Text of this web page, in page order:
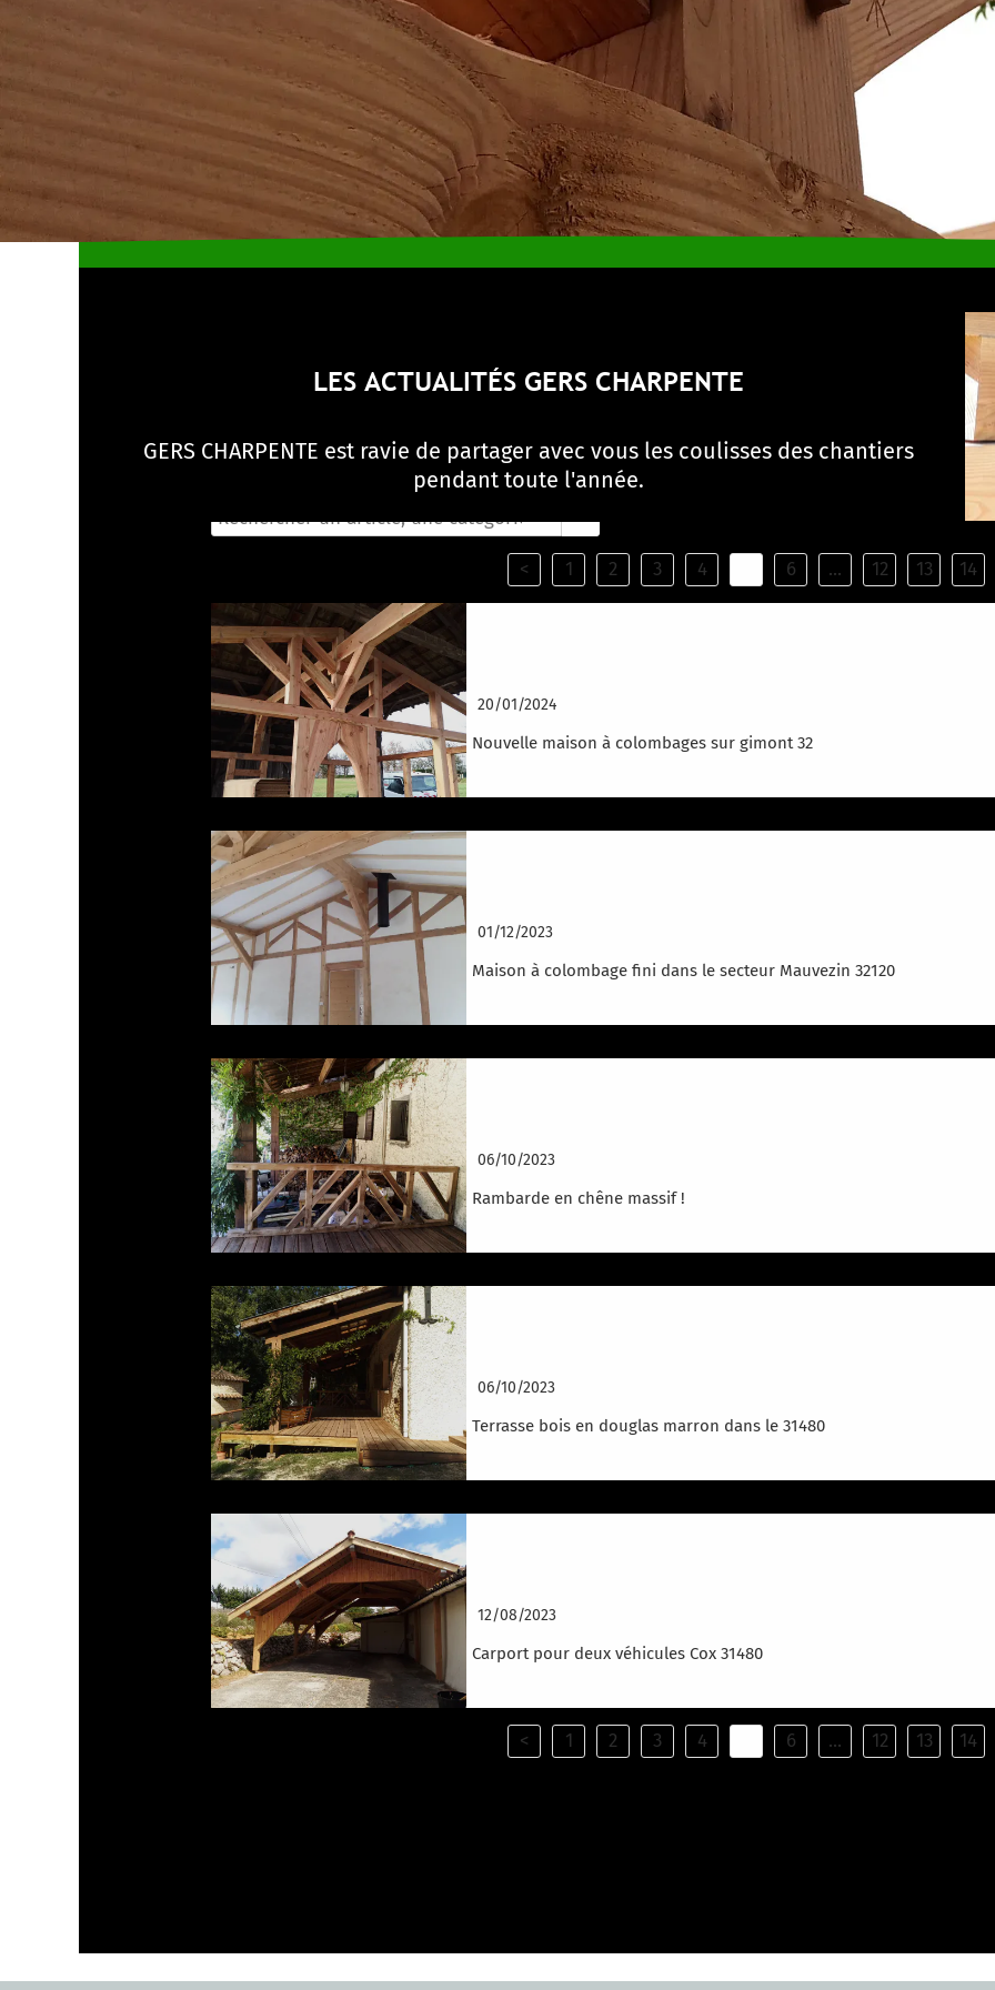
LES ACTUALITÉS GERS CHARPENTE
GERS CHARPENTE est ravie de partager avec vous les coulisses des chantiers
pendant toute l'année.
search
< 1 2 3 4 6 ... 12 13 14
20/01/2024
Nouvelle maison à colombages sur gimont 32
01/12/2023
Maison à colombage fini dans le secteur Mauvezin 32120
06/10/2023
Rambarde en chêne massif !
06/10/2023
Terrasse bois en douglas marron dans le 31480
12/08/2023
Carport pour deux véhicules Cox 31480
< 1 2 3 4 6 ... 12 13 14